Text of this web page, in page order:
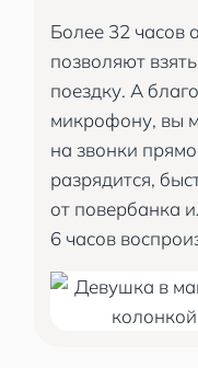
Более 32 часов
позволяют
поездку. А
микрофону, вы
на звонки
разрядится,
от повербанка
6 часов